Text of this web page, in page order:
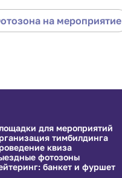
на мероприятие
для мероприятий
тимбилдинга
квиза
фотозоны
банкет и фуршет